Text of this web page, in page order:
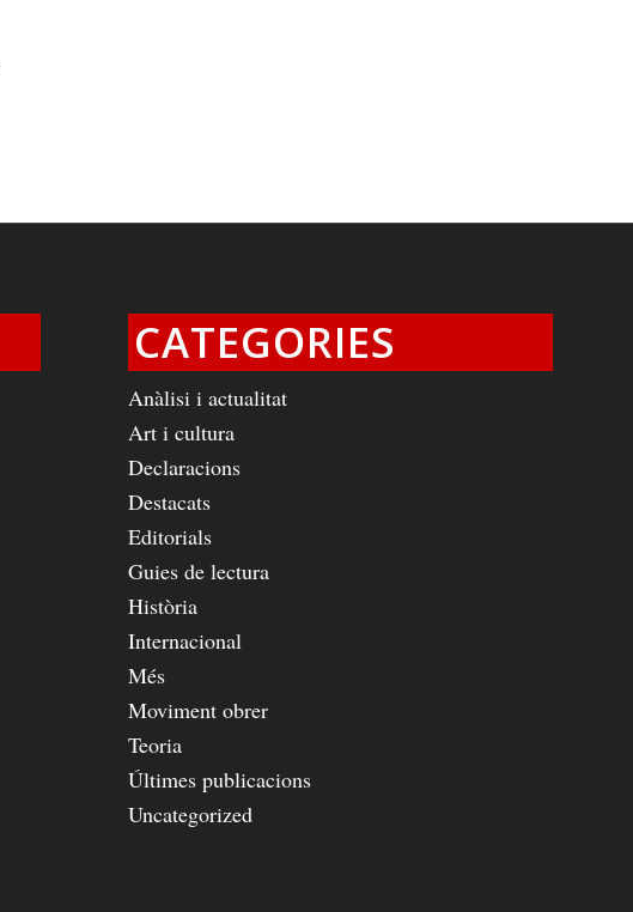
CATEGORIES
Anàlisi i actualitat
Art i cultura
Declaracions
Destacats
Editorials
Guies de lectura
Història
Internacional
Més
Moviment obrer
Teoria
Últimes publicacions
Uncategorized